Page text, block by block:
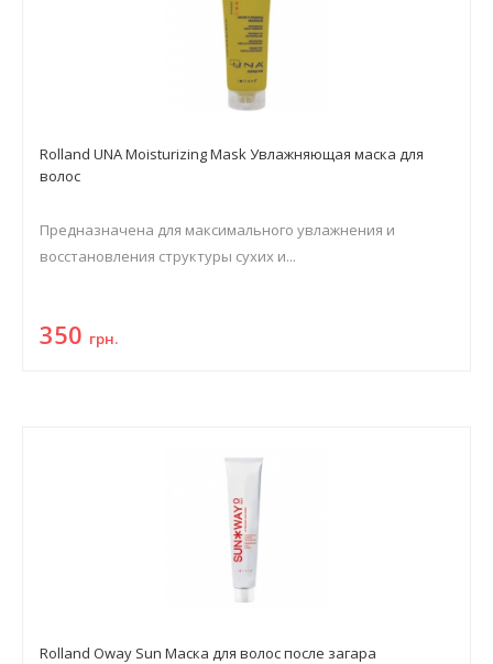
Rolland UNA Moisturizing Mask Увлажняющая маска для
волос
Предназначена для максимального увлажнения и
восстановления структуры сухих и...
350 грн.
Rolland Oway Sun Маска для волос после загара